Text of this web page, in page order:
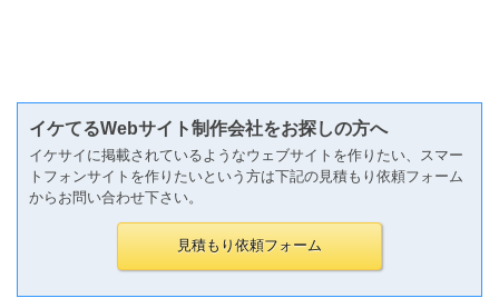
イケてるWebサイト制作会社をお探しの方へ
イケサイに掲載されているようなウェブサイトを作りたい、スマー
トフォンサイトを作りたいという方は下記の見積もり依頼フォーム
からお問い合わせ下さい。